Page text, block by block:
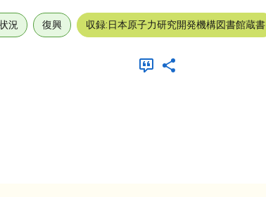
況 復興 収録:日本原子力研究開発機構図書館蔵書